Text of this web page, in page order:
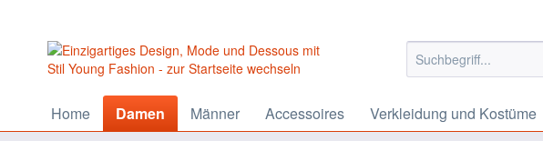
Home Damen Männer Accessoires Verkleidung und Kostüme